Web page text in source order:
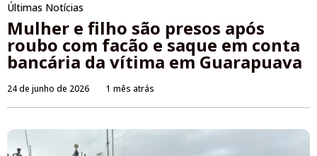
Últimas Notícias
Mulher e filho são presos após
roubo com facão e saque em conta
bancária da vítima em Guarapuava
24 de junho de 2026 1 mês atrás